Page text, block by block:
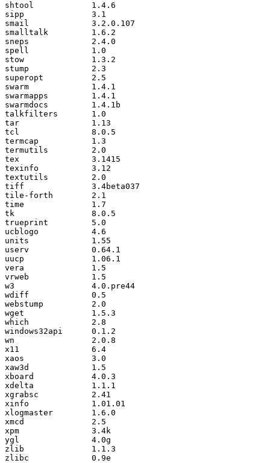
shtool            1.4.6
sipp              3.1
smail             3.2.0.107
smalltalk         1.6.2
sneps             2.4.0
spell             1.0
stow              1.3.2
stump             2.3
superopt          2.5
swarm             1.4.1
swarmapps         1.4.1
swarmdocs         1.4.1b
talkfilters       1.0
tar               1.13
tcl               8.0.5
termcap           1.3
termutils         2.0
tex               3.1415
texinfo           3.12
textutils         2.0
tiff              3.4beta037
tile-forth        2.1
time              1.7
tk                8.0.5
trueprint         5.0
ucblogo           4.6
units             1.55
userv             0.64.1
uucp              1.06.1
vera              1.5
vrweb             1.5
w3                4.0.pre44
wdiff             0.5
webstump          2.0
wget              1.5.3
which             2.8
windows32api      0.1.2
wn                2.0.8
x11               6.4
xaos              3.0
xaw3d             1.5
xboard            4.0.3
xdelta            1.1.1
xgrabsc           2.41
xinfo             1.01.01
xlogmaster        1.6.0
xmcd              2.5
xpm               3.4k
ygl               4.0g
zlib              1.1.3
zlibc             0.9e